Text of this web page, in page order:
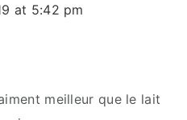
at 5:42 pm
meilleur que le lait